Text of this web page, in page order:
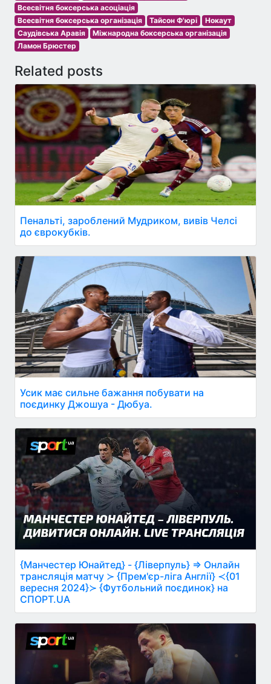
Всесвітня боксерська асоціація
Всесвітня боксерська організація
Тайсон Ф'юрі
Нокаут
Саудівська Аравія
Міжнародна боксерська організація
Ламон Брюстер
Related posts
Пенальті, зароблений Мудриком, вивів Челсі
до єврокубків.
Усик має сильне бажання побувати на
поєдинку Джошуа - Дюбуа.
{Манчестер Юнайтед} - {Ліверпуль} ⇒ Онлайн
трансляція матчу ≻ {Прем'єр-ліга Англії} ≺{01
вересня 2024}≻ {Футбольний поєдинок} на
СПОРТ.UA